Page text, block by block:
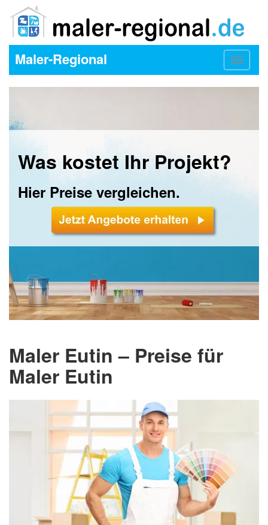
Toggle
Maler-Regional
Was kostet Ihr Projekt?
Hier Preise vergleichen.
Maler Eutin – Preise für
Maler Eutin